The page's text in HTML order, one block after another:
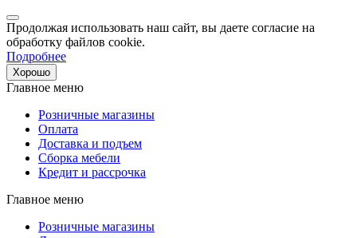
Продолжая использовать наш сайт, вы даете согласие на
обработку файлов cookie.
Подробнее
Хорошо
Главное меню
Розничные магазины
Оплата
Доставка и подъем
Сборка мебели
Кредит и рассрочка
Главное меню
Розничные магазины